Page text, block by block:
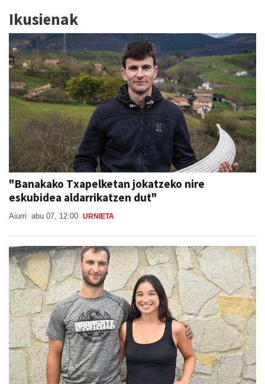
Ikusienak
"Banakako Txapelketan jokatzeko nire
eskubidea aldarrikatzen dut"
Aiurri abu 07, 12:00 URNIETA